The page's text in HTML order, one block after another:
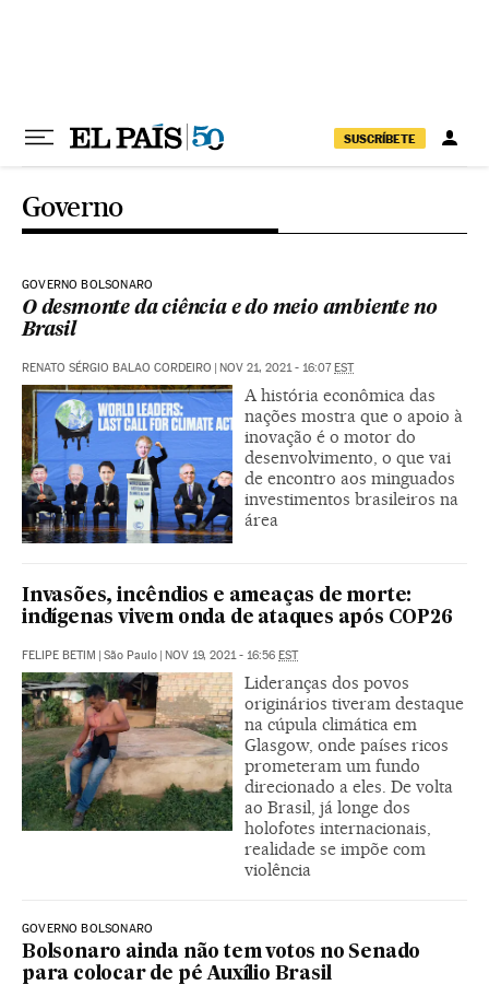
SUSCRÍBETE
Governo
GOVERNO BOLSONARO
O desmonte da ciência e do meio ambiente no
Brasil
RENATO SÉRGIO BALAO CORDEIRO | NOV 21, 2021 - 16:07EST
A história econômica das
nações mostra que o apoio à
inovação é o motor do
desenvolvimento, o que vai
de encontro aos minguados
investimentos brasileiros na
área
Invasões, incêndios e ameaças de morte:
indígenas vivem onda de ataques após COP26
FELIPE BETIM | São Paulo | NOV 19, 2021 - 16:56 EST
Lideranças dos povos
originários tiveram destaque
na cúpula climática em
Glasgow, onde países ricos
prometeram um fundo
direcionado a eles. De volta
ao Brasil, já longe dos
holofotes internacionais,
realidade se impõe com
violência
GOVERNO BOLSONARO
Bolsonaro ainda não tem votos no Senado
para colocar de pé Auxílio Brasil